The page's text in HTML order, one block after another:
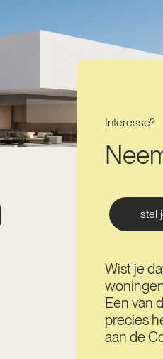
Interesse?
stel
Wist je
Een van
precies
aan de